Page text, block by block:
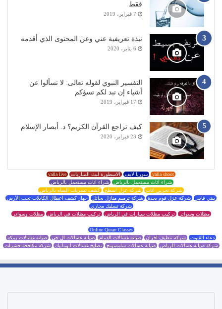
فقط
7 فبراير، 2019
نبذة تعريفية عني وعن المحتوى الذي أقدمه
6 يناير، 2020
التفسير النبوي لقوله تعالى: لا تسألوا عن
أشياء إن تبد لكم تسؤكم
17 فبراير، 2019
كيف تراجع القرآن الكريم؟ د. أبصار الإسلام
23 فبراير، 2020
yalla shoot سوريا لايف الاسطورة لبث المباريات yalla live
شراء اثاث مستعمل بالرياض شراء اثاث مستعمل بالرياض
شركة تخزين اثاث شركة عزل اسطح كشف تسربات المياه بالرياض
بيتي فايبر شركة عزل فوم بجدة شركة ترميم منازل بحائل جهاز كشف اعطال الكابلات تحت الأرض
شركة تسليك مجاري
مظلات وسواتر تركيب مظلات سيارات في الرياض تركيب مظلات في الرياض مظلات وسواتر
Online Quran Classes
دعاء القنوت شركة تنظيف افران صيانة غسالات الدمام صيانة غسالات ال جي صيانة غسالات بمكة
شركة صيانة غسالات الرياض صيانة غسالات سامسونج تصليح غسالات اتوماتيك شركة مكافحة حشرات